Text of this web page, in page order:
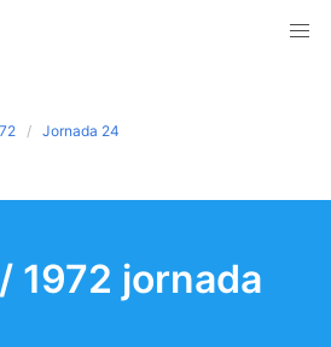
Jornada 24
1972 jornada